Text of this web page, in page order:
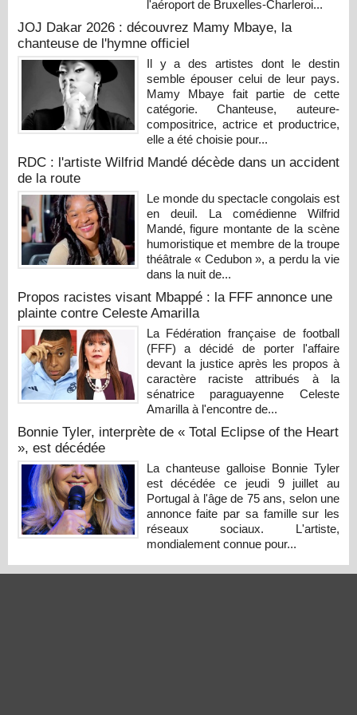
l'aéroport de Bruxelles-Charleroi...
JOJ Dakar 2026 : découvrez Mamy Mbaye, la
chanteuse de l'hymne officiel
Il y a des artistes dont le destin
semble épouser celui de leur pays.
Mamy Mbaye fait partie de cette
catégorie. Chanteuse, auteure-
compositrice, actrice et productrice,
elle a été choisie pour...
RDC : l'artiste Wilfrid Mandé décède dans un accident
de la route
Le monde du spectacle congolais est
en deuil. La comédienne Wilfrid
Mandé, figure montante de la scène
humoristique et membre de la troupe
théâtrale « Cedubon », a perdu la vie
dans la nuit de...
Propos racistes visant Mbappé : la FFF annonce une
plainte contre Celeste Amarilla
La Fédération française de football
(FFF) a décidé de porter l'affaire
devant la justice après les propos à
caractère raciste attribués à la
sénatrice paraguayenne Celeste
Amarilla à l'encontre de...
Bonnie Tyler, interprète de « Total Eclipse of the Heart
», est décédée
La chanteuse galloise Bonnie Tyler
est décédée ce jeudi 9 juillet au
Portugal à l'âge de 75 ans, selon une
annonce faite par sa famille sur les
réseaux sociaux. L'artiste,
mondialement connue pour...